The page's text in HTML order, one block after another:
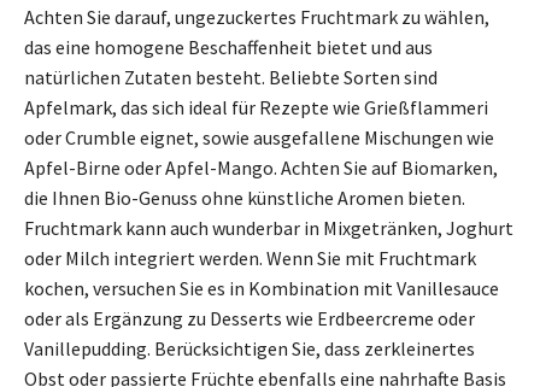
Achten Sie darauf, ungezuckertes Fruchtmark zu wählen,
das eine homogene Beschaffenheit bietet und aus
natürlichen Zutaten besteht. Beliebte Sorten sind
Apfelmark, das sich ideal für Rezepte wie Grießflammeri
oder Crumble eignet, sowie ausgefallene Mischungen wie
Apfel-Birne oder Apfel-Mango. Achten Sie auf Biomarken,
die Ihnen Bio-Genuss ohne künstliche Aromen bieten.
Fruchtmark kann auch wunderbar in Mixgetränken, Joghurt
oder Milch integriert werden. Wenn Sie mit Fruchtmark
kochen, versuchen Sie es in Kombination mit Vanillesauce
oder als Ergänzung zu Desserts wie Erdbeercreme oder
Vanillepudding. Berücksichtigen Sie, dass zerkleinertes
Obst oder passierte Früchte ebenfalls eine nahrhafte Basis